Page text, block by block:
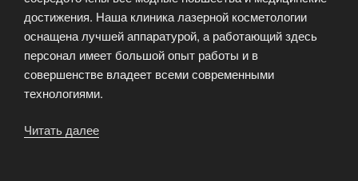
достижения. Наша клиника лазерной косметологии
оснащена лучшей аппаратурой, а работающий здесь
персонал имеет большой опыт работы и в
совершенстве владеет всеми современными
технологиями.
Читать далее